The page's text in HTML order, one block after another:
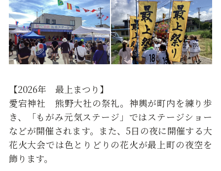
【2026年 最上まつり】
愛宕神社 熊野大社の祭礼。神輿が町内を練り歩
き、「もがみ元気ステージ」ではステージショー
などが開催されます。また、5日の夜に開催する大
花火大会では色とりどりの花火が最上町の夜空を
飾ります。